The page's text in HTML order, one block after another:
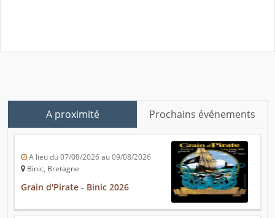
A proximité Prochains événements
A lieu du 07/08/2026 au 09/08/2026
Binic, Bretagne
Grain d'Pirate - Binic 2026